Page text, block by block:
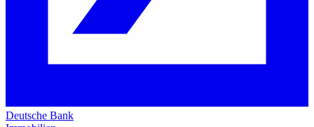
Deutsche Bank